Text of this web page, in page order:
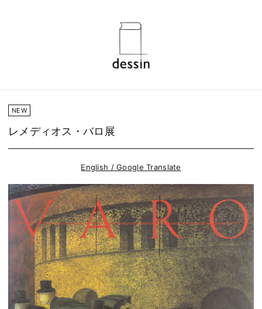
NEW
レメディオス・バロ展
English / Google Translate